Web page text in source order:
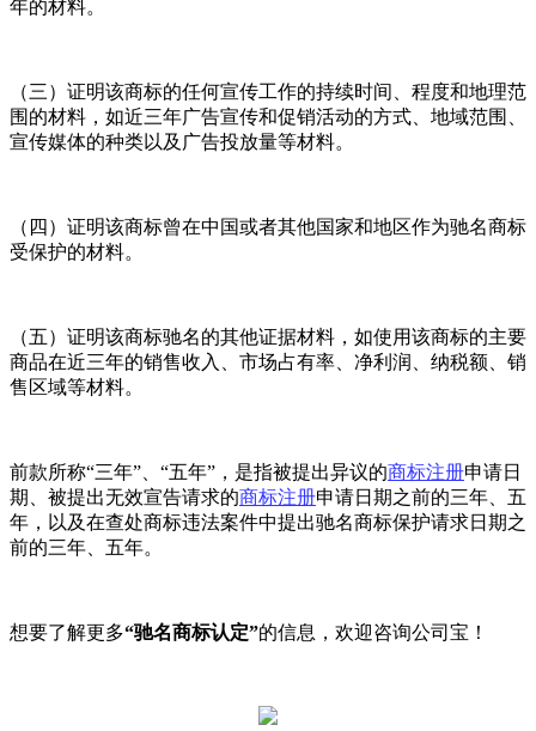
年的材料。
（三）证明该商标的任何宣传工作的持续时间、程度和地理范
围的材料，如近三年广告宣传和促销活动的方式、地域范围、
宣传媒体的种类以及广告投放量等材料。
（四）证明该商标曾在中国或者其他国家和地区作为驰名商标
受保护的材料。
（五）证明该商标驰名的其他证据材料，如使用该商标的主要
商品在近三年的销售收入、市场占有率、净利润、纳税额、销
售区域等材料。
前款所称“三年”、“五年”，是指被提出异议的商标注册申请日
期、被提出无效宣告请求的商标注册申请日期之前的三年、五
年，以及在查处商标违法案件中提出驰名商标保护请求日期之
前的三年、五年。
想要了解更多“驰名商标认定”的信息，欢迎咨询公司宝！